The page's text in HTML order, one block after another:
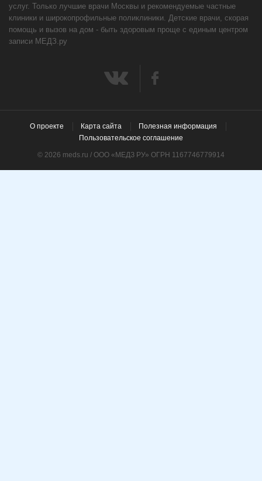
услуг. Только лучшие врачи Москвы и рекомендуемые частные
клиники и широкопрофильные поликлиники. Детские врачи, скорая
помощь и вызов на дом - быть здоровым проще с единым центром
записи МЕДЗ.ру
О проекте Карта сайта
Полезная информация
Пользовательское соглашение
© 2026 meds.ru / ООО «МЕДЗ РУ» ОГРН 1167746779914